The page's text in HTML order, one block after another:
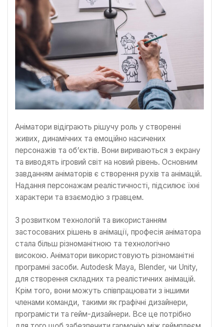
Аніматори відіграють рішучу роль у створенні
живих, динамічних та емоційно насичених
персонажів та об’єктів. Вони вириваються з екрану
та виводять ігровий світ на новий рівень. Основним
завданням аніматорів є створення рухів та анімацій.
Надання персонажам реалістичності, підсилює їхні
характери та взаємодію з гравцем.
З розвитком технологій та використанням
застосованих рішень в анімації, професія аніматора
стала більш різноманітною та технологічно
високою. Аніматори використовують різноманітні
програмні засоби. Autodesk Maya, Blender, чи Unity,
для створення складних та реалістичних анімацій.
Крім того, вони можуть співпрацювати з іншими
членами команди, такими як графічні дизайнери,
програмісти та гейм-дизайнери. Все це потрібно